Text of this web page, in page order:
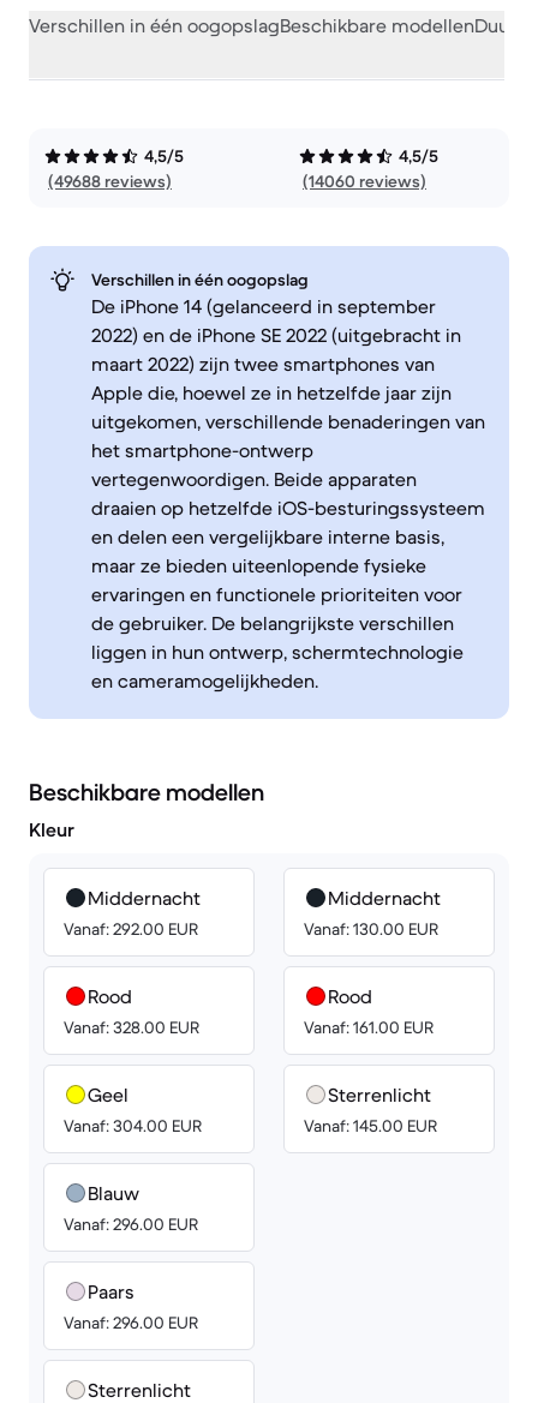
Verschillen in één oogopslagBeschikbare modellen
4,5/5
(49688 reviews)
4,5/5
(14060 reviews)
Verschillen in één oogopslag
De iPhone 14 (gelanceerd in september
2022) en de iPhone SE 2022 (uitgebracht in
maart 2022) zijn twee smartphones van
Apple die, hoewel ze in hetzelfde jaar zijn
uitgekomen, verschillende benaderingen van
het smartphone-ontwerp
vertegenwoordigen. Beide apparaten
draaien op hetzelfde iOS-besturingssysteem
en delen een vergelijkbare interne basis,
maar ze bieden uiteenlopende fysieke
ervaringen en functionele prioriteiten voor
de gebruiker. De belangrijkste verschillen
liggen in hun ontwerp, schermtechnologie
en cameramogelijkheden.
Beschikbare modellen
Kleur
Middernacht
Vanaf: 292.00 EUR
Rood
Vanaf: 328.00 EUR
Geel
Vanaf: 304.00 EUR
Blauw
Vanaf: 296.00 EUR
Paars
Vanaf: 296.00 EUR
Sterrenlicht
Middernacht
Vanaf: 130.00 EUR
Rood
Vanaf: 161.00 EUR
Sterrenlicht
Vanaf: 145.00 EUR